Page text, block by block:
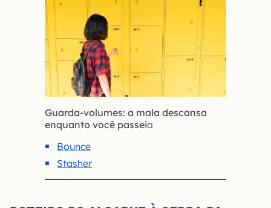
Guarda-volumes: a mala descansa
enquanto você passeia
Bounce
Stasher